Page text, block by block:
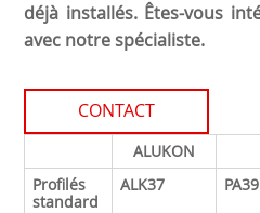
déjà installés. Êtes-vous
avec notre spécialiste.
CONTACT
ALUKON
Profilés
standard
ALK37 PA39